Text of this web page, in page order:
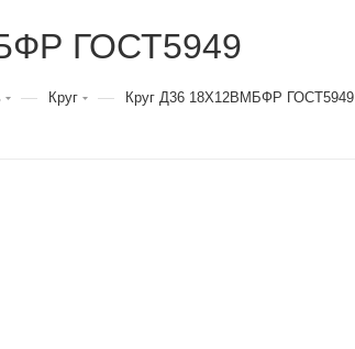
ГОСТ5949
— Круг — Круг Д36 18Х12ВМБФР ГОСТ5949